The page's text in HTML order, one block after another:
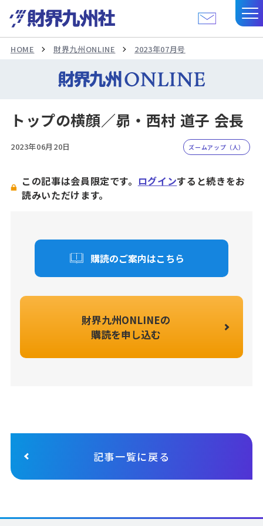
HOME 財界九州ONLINE 2023年07月号
トップの横顔／昴・西村 道子 会長
2023年06月20日 ズームアップ（人）
この記事は会員限定です。 ログインすると続きをお
読みいただけます。
購読のご案内はこちら
財界九州ONLINEの
購読を申し込む
記事一覧に戻る